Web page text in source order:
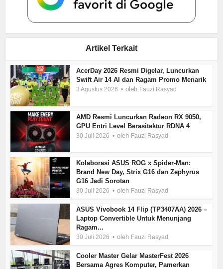
Artikel Terkait
AcerDay 2026 Resmi Digelar, Luncurkan
Swift Air 14 AI dan Ragam Promo Menarik
3 Agustus 2026 oleh Fauzi Rasyad
AMD Resmi Luncurkan Radeon RX 9050,
GPU Entri Level Berasitektur RDNA 4
30 Juli 2026 oleh Fauzi Rasyad
Kolaborasi ASUS ROG x Spider-Man:
Brand New Day, Strix G16 dan Zephyrus
G16 Jadi Sorotan
30 Juli 2026 oleh Fauzi Rasyad
ASUS Vivobook 14 Flip (TP3407AA) 2026 –
Laptop Convertible Untuk Menunjang
Ragam...
30 Juli 2026 oleh Fauzi Rasyad
Cooler Master Gelar MasterFest 2026
Bersama Agres Komputer, Pamerkan